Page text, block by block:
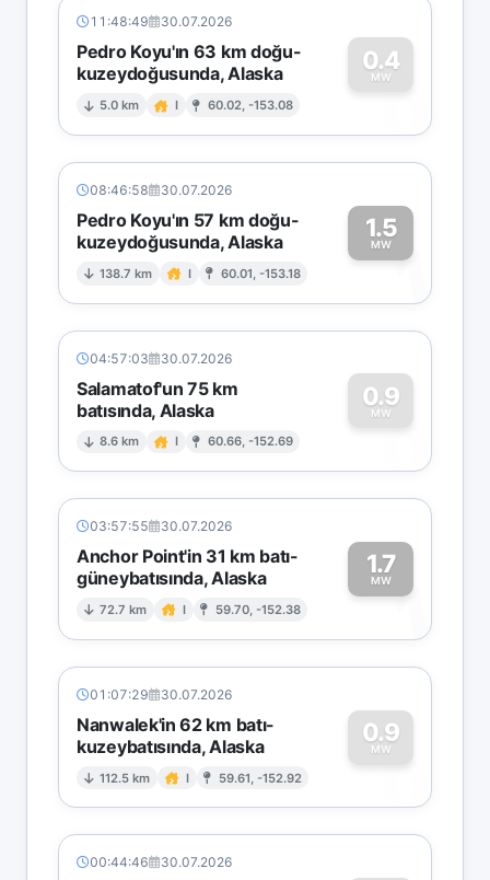
11:48:49 30.07.2026
Pedro Koyu'ın 63 km doğu-
kuzeydoğusunda, Alaska
5.0 km I 60.02, -153.08
0.4
MW
0
08:46:58 30.07.2026
Pedro Koyu'ın 57 km doğu-
kuzeydoğusunda, Alaska
138.7 km I 60.01, -153.18
1.5
MW1
04:57:03 30.07.2026
Salamatof'un 75 km
batısında, Alaska
8.6 km I 60.66, -152.69
0.9
MW
0
03:57:55 30.07.2026
Anchor Point'in 31 km batı-
güneybatısında, Alaska
72.7 km I 59.70, -152.38
1.7
MW1
01:07:29 30.07.2026
Nanwalek'in 62 km batı-
kuzeybatısında, Alaska
112.5 km I 59.61, -152.92
0.9
MW
0
00:44:46 30.07.2026